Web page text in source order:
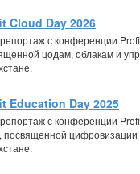
Cloud Day 2026
с конференции
цодам, облакам и
Education Day 2025
с конференции
посвященной цифровизации